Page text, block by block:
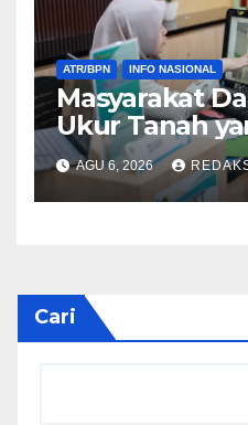
ATR/BPN INFO NASIONAL
Masyarakat
Ukur Tanah
Berkat
Terjadwal
AGU 6, 2026
Cari